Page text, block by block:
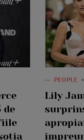
de
— PEOPLE
Lily